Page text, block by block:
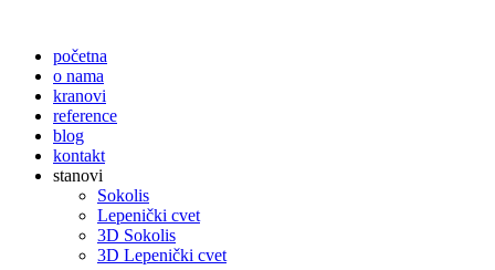
početna
o nama
kranovi
reference
blog
kontakt
stanovi
Sokolis
Lepenički cvet
3D Sokolis
3D Lepenički cvet